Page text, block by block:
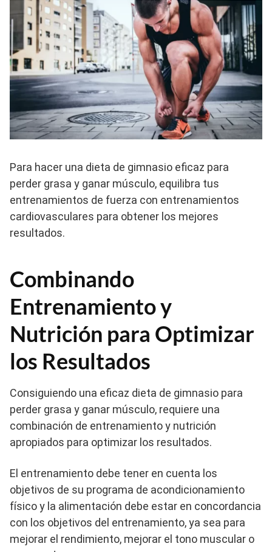
Para hacer una dieta de gimnasio eficaz para
perder grasa y ganar músculo, equilibra tus
entrenamientos de fuerza con entrenamientos
cardiovasculares para obtener los mejores
resultados.
Combinando
Entrenamiento y
Nutrición para Optimizar
los Resultados
Consiguiendo una eficaz dieta de gimnasio para
perder grasa y ganar músculo, requiere una
combinación de entrenamiento y nutrición
apropiados para optimizar los resultados.
El entrenamiento debe tener en cuenta los
objetivos de su programa de acondicionamiento
físico y la alimentación debe estar en concordancia
con los objetivos del entrenamiento, ya sea para
mejorar el rendimiento, mejorar el tono muscular o